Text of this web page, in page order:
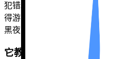
犯错。就算我把英语和西班牙语
得游刃有余。从很多方面来说它
黑夜，我怎么胡言乱语都不会把它
它教的是语言的门道，而不